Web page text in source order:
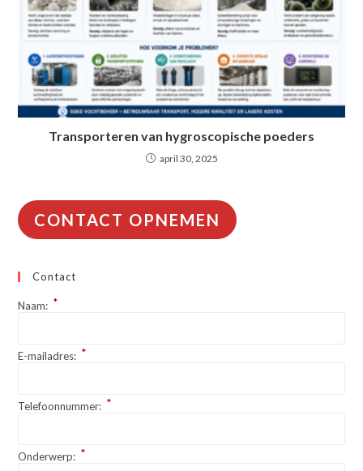
Transporteren van hygroscopische poeders
april 30, 2025
CONTACT OPNEMEN
Contact
Naam: *
E-mailadres: *
Telefoonnummer: *
Onderwerp: *